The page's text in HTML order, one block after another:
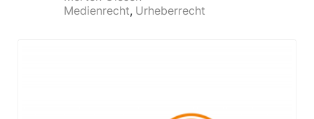
Medienrecht Urheberrecht